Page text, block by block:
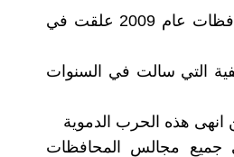
وملصقات دوله رئيس الوزراء لانتخابات مجالس المحافظات عام 2009 علقت في
التي سالت في السنوات
انهى هذه الحرب الدموية
جميع مجالس المحافظات